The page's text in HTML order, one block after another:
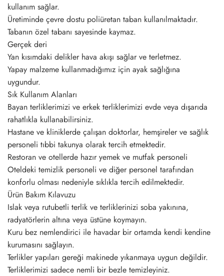
kullanım sağlar.
Üretiminde çevre dostu poliüretan taban kullanılmaktadır.
Tabanın özel tabanı sayesinde kaymaz.
Gerçek deri
Yan kısımdaki delikler hava akışı sağlar ve terletmez.
Yapay malzeme kullanmadığımız için ayak sağlığına
uygundur.
Sık Kullanım Alanları
Bayan terliklerimizi ve erkek terliklerimizi evde veya dışarıda
rahatlıkla kullanabilirsiniz.
Hastane ve kliniklerde çalışan doktorlar, hemşireler ve sağlık
personeli tıbbi takunya olarak tercih etmektedir.
Restoran ve otellerde hazır yemek ve mutfak personeli
Oteldeki temizlik personeli ve diğer personel tarafından
konforlu olması nedeniyle sıklıkla tercih edilmektedir.
Ürün Bakım Kılavuzu
Islak veya rutubetli terlik ve terliklerinizi soba yakınına,
radyatörlerin altına veya üstüne koymayın.
Kuru bez nemlendirici ile havadar bir ortamda kendi kendine
kurumasını sağlayın.
Terlikler yapıları gereği makinede yıkanmaya uygun değildir.
Terliklerimizi sadece nemli bir bezle temizleyiniz.